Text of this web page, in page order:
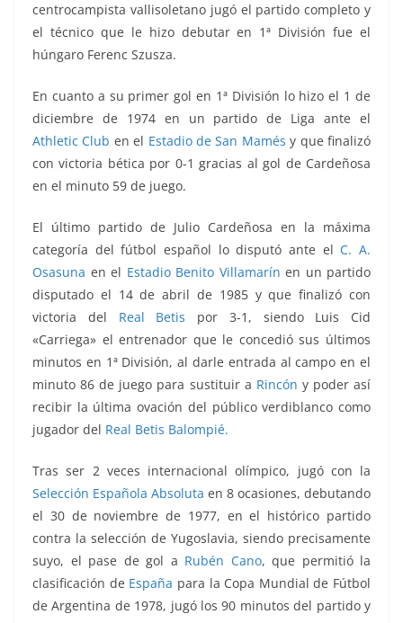
centrocampista vallisoletano jugó el partido completo y
el técnico que le hizo debutar en 1ª División fue el
húngaro Ferenc Szusza.
En cuanto a su primer gol en 1ª División lo hizo el 1 de
diciembre de 1974 en un partido de Liga ante el
Athletic Club en el Estadio de San Mamés y que finalizó
con victoria bética por 0-1 gracias al gol de Cardeñosa
en el minuto 59 de juego.
El último partido de Julio Cardeñosa en la máxima
categoría del fútbol español lo disputó ante el C. A.
Osasuna en el Estadio Benito Villamarín en un partido
disputado el 14 de abril de 1985 y que finalizó con
victoria del Real Betis por 3-1, siendo Luis Cid
«Carriega» el entrenador que le concedió sus últimos
minutos en 1ª División, al darle entrada al campo en el
minuto 86 de juego para sustituir a Rincón y poder así
recibir la última ovación del público verdiblanco como
jugador del Real Betis Balompié.
Tras ser 2 veces internacional olímpico, jugó con la
Selección Española Absoluta en 8 ocasiones, debutando
el 30 de noviembre de 1977, en el histórico partido
contra la selección de Yugoslavia, siendo precisamente
suyo, el pase de gol a Rubén Cano, que permitió la
clasificación de España para la Copa Mundial de Fútbol
de Argentina de 1978, jugó los 90 minutos del partido y